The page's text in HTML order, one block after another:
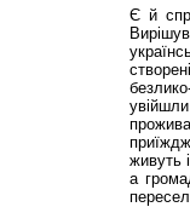
Є й
живуть
а